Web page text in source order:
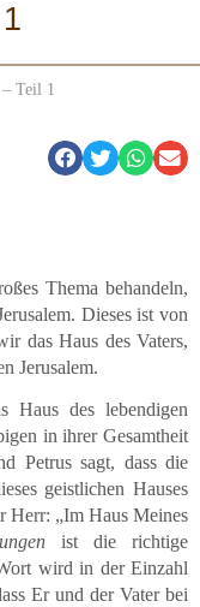
– Teil 1
Thema behandeln,
Dieses ist von
das Haus des Vaters,
Jerusalem.
Haus des lebendigen
in ihrer Gesamtheit
Petrus sagt, dass die
geistlichen Hauses
Herr: „Im Haus Meines
ist die richtige
wird in der Einzahl
Er und der Vater bei